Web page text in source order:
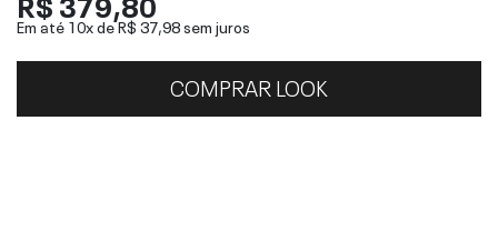
Em até 10x deR$ 37,98sem juros
COMPRAR LOOK